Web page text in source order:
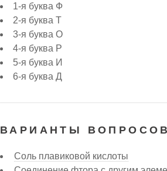
1-я буква Ф
2-я буква Т
3-я буква О
4-я буква Р
5-я буква И
6-я буква Д
ВАРИАНТЫ
Соль плавиковой кислоты